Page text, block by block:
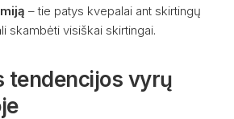
– tie patys kvepalai ant skirtingų
skambėti visiškai skirtingai.
tendencijos vyrų